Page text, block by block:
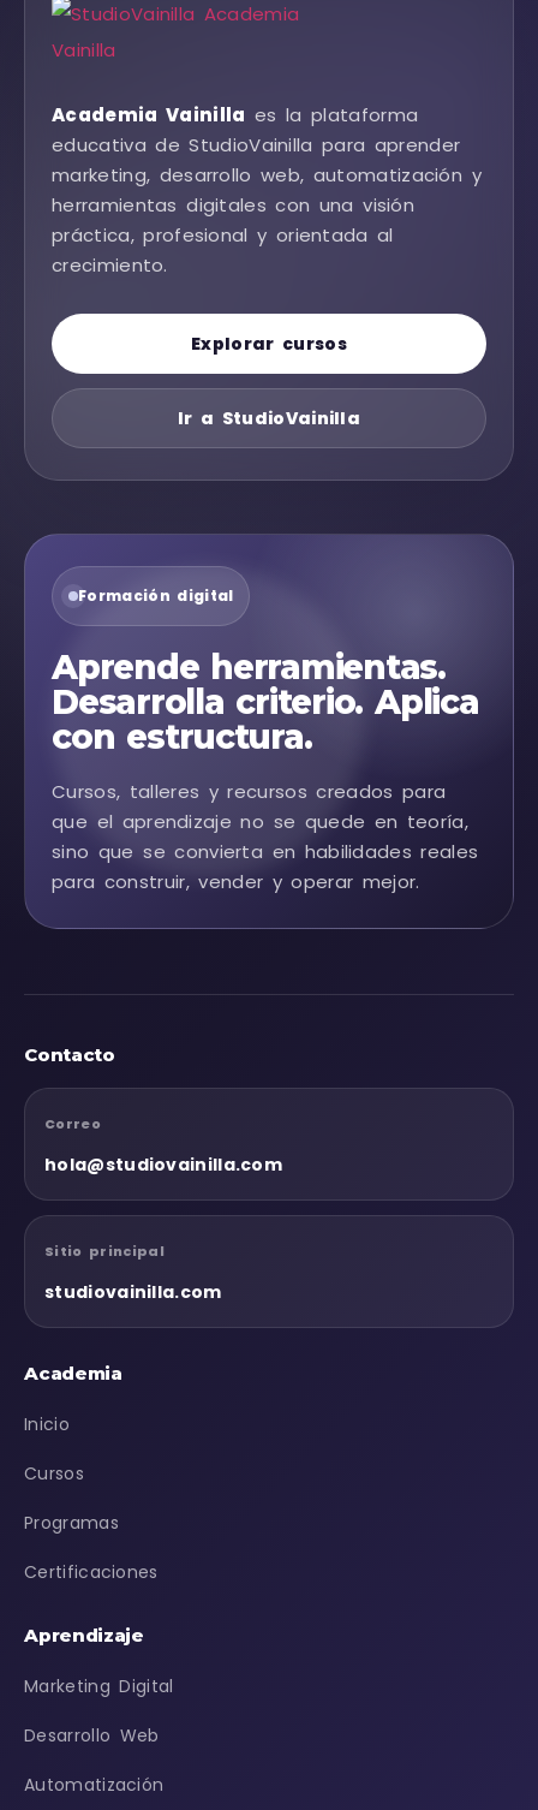
Academia Vainilla es la plataforma
educativa de StudioVainilla para aprender
marketing, desarrollo web, automatización y
herramientas digitales con una visión
práctica, profesional y orientada al
crecimiento.
Explorar cursos
Ir a StudioVainilla
Formación digital
Aprende herramientas.
Desarrolla criterio. Aplica
con estructura.
Cursos, talleres y recursos creados para
que el aprendizaje no se quede en teoría,
sino que se convierta en habilidades reales
para construir, vender y operar mejor.
Contacto
Correo
hola@studiovainilla.com
Sitio principal
studiovainilla.com
Academia
Inicio
Cursos
Programas
Certificaciones
Aprendizaje
Marketing Digital
Desarrollo Web
Automatización